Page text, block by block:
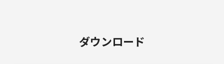
ダウンロード